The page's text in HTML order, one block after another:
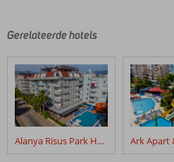
Gerelateerde hotels
Alanya Risus Park Hotel